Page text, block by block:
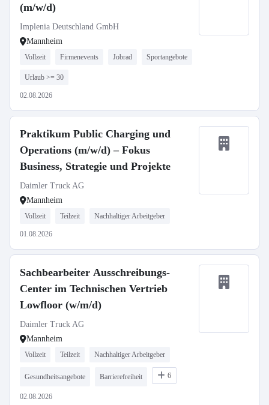
(m/w/d)
Implenia Deutschland GmbH
Mannheim
Vollzeit Firmenevents Jobrad Sportangebote
Urlaub >= 30
02.08.2026
Praktikum Public Charging und
Operations (m/w/d) – Fokus
Business, Strategie und Projekte
Daimler Truck AG
Mannheim
Vollzeit Teilzeit Nachhaltiger Arbeitgeber
01.08.2026
Sachbearbeiter Ausschreibungs-
Center im Technischen Vertrieb
Lowfloor (w/m/d)
Daimler Truck AG
Mannheim
Vollzeit Teilzeit Nachhaltiger Arbeitgeber
Gesundheitsangebote Barrierefreiheit 6
02.08.2026